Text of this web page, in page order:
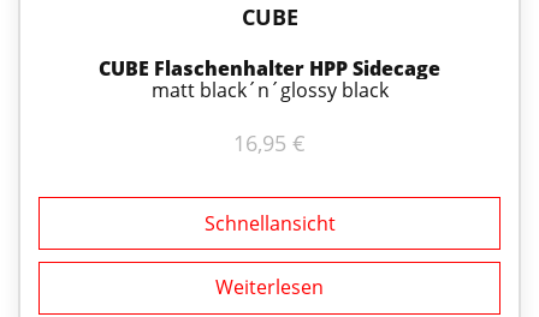
CUBE
CUBE Flaschenhalter HPP Sidecage
matt black´n´glossy black
16,95€
Schnellansicht
Weiterlesen